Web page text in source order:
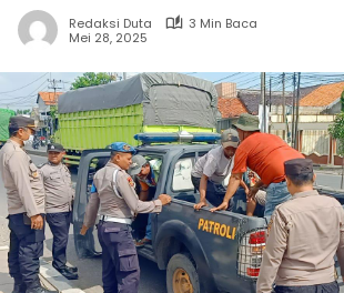
Redaksi Duta
3 Min Baca
Mei 28, 2025